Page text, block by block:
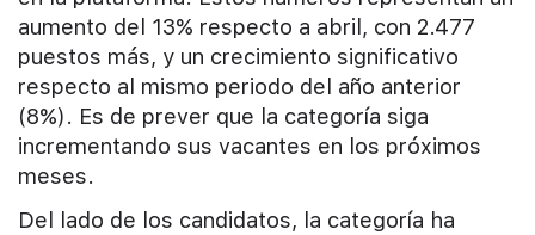
aumento del 13% respecto a abril, con 2.477
puestos más, y un crecimiento significativo
respecto al mismo periodo del año anterior
(8%). Es de prever que la categoría siga
incrementando sus vacantes en los próximos
meses.
Del lado de los candidatos, la categoría ha